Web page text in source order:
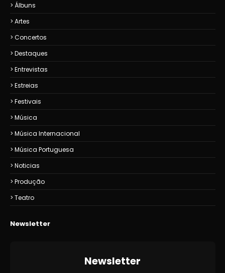
Álbuns
Artes
Concertos
Destaques
Entrevistas
Estreias
Festivais
Música
Música Internacional
Música Portuguesa
Noticias
Produção
Teatro
Newsletter
Newsletter